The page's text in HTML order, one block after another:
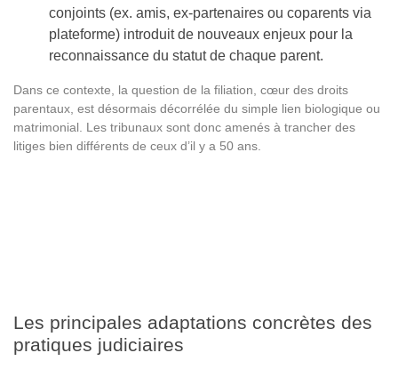
conjoints (ex. amis, ex-partenaires ou coparents via
plateforme) introduit de nouveaux enjeux pour la
reconnaissance du statut de chaque parent.
Dans ce contexte, la question de la filiation, cœur des droits
parentaux, est désormais décorrélée du simple lien biologique ou
matrimonial. Les tribunaux sont donc amenés à trancher des
litiges bien différents de ceux d’il y a 50 ans.
Les principales adaptations concrètes des
pratiques judiciaires